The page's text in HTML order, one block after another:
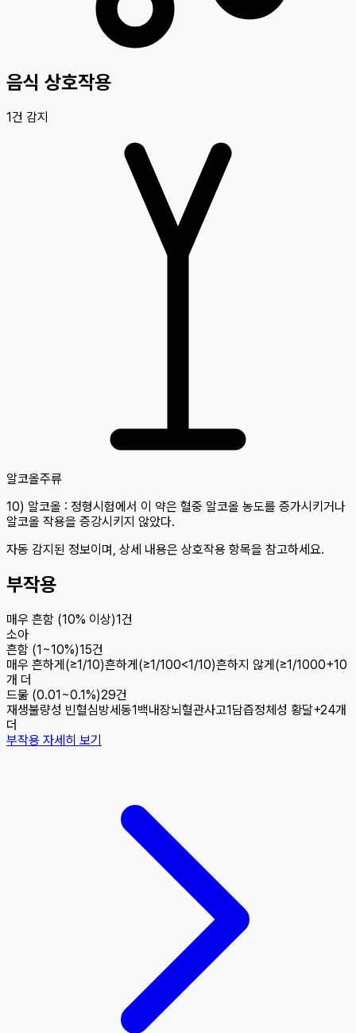
음식 상호작용
1건 감지
알코올주류
10) 알코올 : 정형시험에서 이 약은 혈중 알코올 농도를 증가시키거나
알코올 작용을 증강시키지 않았다.
자동 감지된 정보이며, 상세 내용은 상호작용 항목을 참고하세요.
부작용
매우 흔함 (10% 이상)1건
소아
흔함 (1~10%)15건
매우 흔하게(≥1/10)흔하게(≥1/100<1/10)흔하지 않게(≥1/1000+10
개 더
드묾 (0.01~0.1%)29건
재생불량성 빈혈심방세동1백내장뇌혈관사고1담즙정체성 황달+24개
더
부작용 자세히 보기